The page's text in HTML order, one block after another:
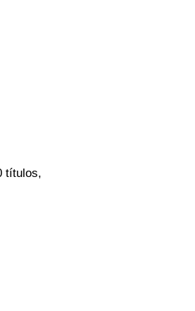
títulos,